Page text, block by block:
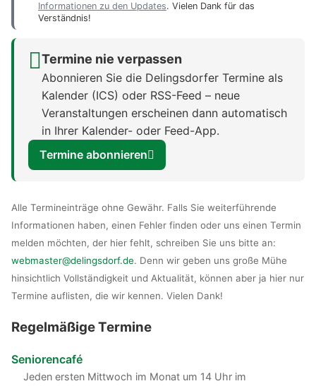
Informationen zu den Updates. Vielen Dank für das
Verständnis!
Termine nie verpassen
Abonnieren Sie die Delingsdorfer Termine als
Kalender (ICS) oder RSS-Feed – neue
Veranstaltungen erscheinen dann automatisch
in Ihrer Kalender- oder Feed-App.
Termine abonnieren
Alle Termineinträge ohne Gewähr. Falls Sie weiterführende
Informationen haben, einen Fehler finden oder uns einen Termin
melden möchten, der hier fehlt, schreiben Sie uns bitte an:
webmaster@delingsdorf.de. Denn wir geben uns große Mühe
hinsichtlich Vollständigkeit und Aktualität, können aber ja hier nur
Termine auflisten, die wir kennen. Vielen Dank!
Regelmäßige Termine
Seniorencafé
Jeden ersten Mittwoch im Monat um 14 Uhr im